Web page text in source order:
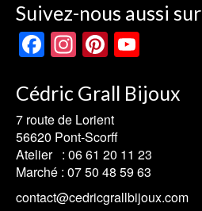
Suivez-nous aussi sur
Facebook
Instagram
Pinterest
Cédric Grall Bijoux
7 route de Lorient
56620 Pont-Scorff
Atelier : 06 61 20 11 23
Marché : 07 50 48 59 63
contact@cedricgrallbijoux.com